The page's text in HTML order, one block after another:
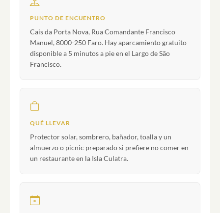
PUNTO DE ENCUENTRO
Cais da Porta Nova, Rua Comandante Francisco
Manuel, 8000-250 Faro. Hay aparcamiento gratuito
disponible a 5 minutos a pie en el Largo de São
Francisco.
QUÉ LLEVAR
Protector solar, sombrero, bañador, toalla y un
almuerzo o picnic preparado si prefiere no comer en
un restaurante en la Isla Culatra.